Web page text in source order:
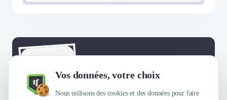
Vos données, votre choix
Nous utilisons des cookies et des données pour faire
YouLoveWords ?